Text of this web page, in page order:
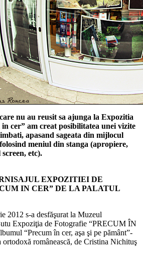
nu au reusit sa ajunga la Expozitia
cer” am creat posibilitatea unei vizite
apasand sageata din mijlocul
meniul din stanga (apropiere,
etc).
EXPOZITIEI DE
IN CER” DE LA PALATUL
2012 s-a desfăşurat la Muzeul
Expoziţia de Fotografie “PRECUM ÎN
“Precum în cer, aşa şi pe pământ”-
românească, de Cristina Nichituş